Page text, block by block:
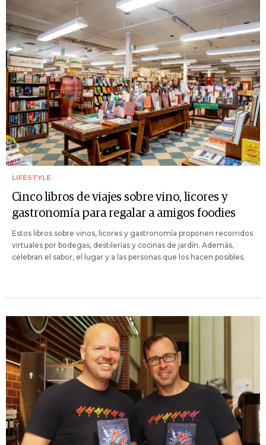
LIFESTYLE
Cinco libros de viajes sobre vino, licores y
gastronomía para regalar a amigos foodies
Estos libros sobre vinos, licores y gastronomía proponen recorridos
virtuales por bodegas, destilerías y cocinas de jardín. Además,
celebran el sabor, el lugar y a las personas que los hacen posibles.